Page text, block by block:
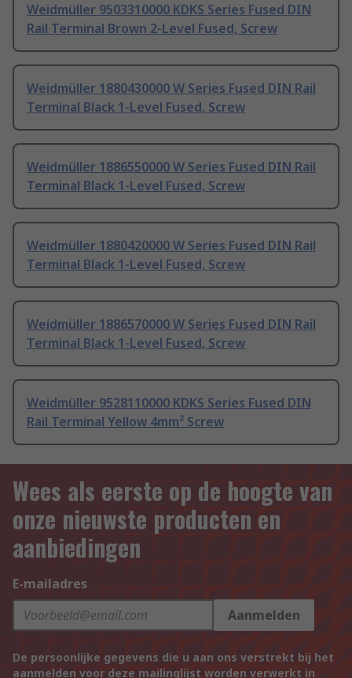
Weidmüller 9503310000 KDKS Series Fused DIN
Rail Terminal Brown 2-Level Fused, Screw
Weidmüller 1880430000 W Series Fused DIN Rail
Terminal Black 1-Level Fused, Screw
Weidmüller 1886550000 W Series Fused DIN Rail
Terminal Black 1-Level Fused, Screw
Weidmüller 1880420000 W Series Fused DIN Rail
Terminal Black 1-Level Fused, Screw
Weidmüller 1886570000 W Series Fused DIN Rail
Terminal Black 1-Level Fused, Screw
Weidmüller 9528110000 KDKS Series Fused DIN
Rail Terminal Yellow 4mm² Screw
Wees als eerste op de hoogte van
onze nieuwste producten en
aanbiedingen
E-mailadres
Aanmelden
De persoonlijke gegevens die u aan ons verstrekt bij het
aanmelden voor deze mailinglijst worden verwerkt in